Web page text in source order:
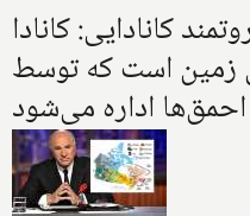
کانادایی: کانادا
زمین است که توسط
احمق‌ها اداره می‌شود